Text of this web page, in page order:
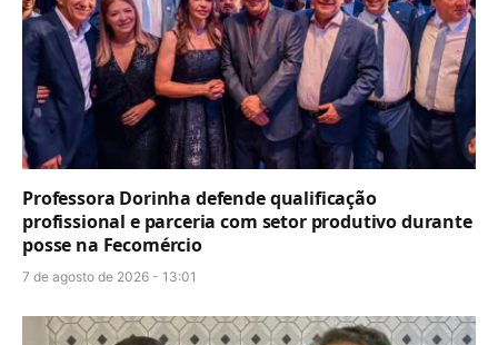
Professora Dorinha defende qualificação
profissional e parceria com setor produtivo durante
posse na Fecomércio
7 de agosto de 2026 - 13:01